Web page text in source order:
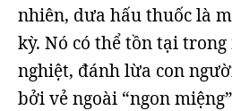
nhiên, dưa hấu thuốc là
kỳ. Nó có thể tồn tại
nghiệt, đánh lừa con
bởi vẻ ngoài “ngon